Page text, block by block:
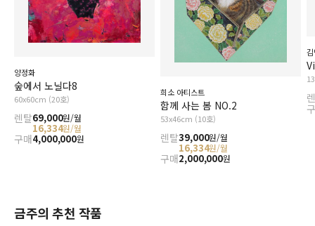
양정화
숲에서 노닐다8
60x60cm (20호)
렌탈69,000원/월
16,334원/월
구매4,000,000원
희소 아티스트
함께 사는 봄 NO.2
53x46cm (10호)
렌탈39,000원/월
16,334원/월
구매2,000,000원
금주의 추천 작품